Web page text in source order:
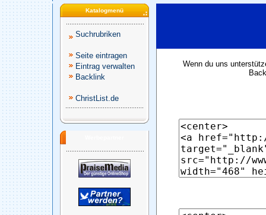
Katalogmenü
Suchrubriken
Seite eintragen
Eintrag verwalten
Backlink
ChristList.de
Wenn du uns